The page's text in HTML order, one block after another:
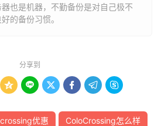
也是机器，不勤备份是对自己极不
的备份习惯。
分享到
     
优惠 ColoCrossing怎么样